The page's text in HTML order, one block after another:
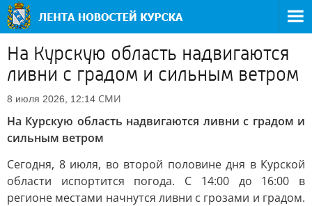
На Курскую область надвигаются
ливни с градом и сильным ветром
8 июля 2026, 12:14 СМИ
На Курскую область надвигаются ливни с градом и
сильным ветром
Сегодня, 8 июля, во второй половине дня в Курской
области испортится погода. С 14:00 до 16:00 в
регионе местами начнутся ливни с грозами и градом.